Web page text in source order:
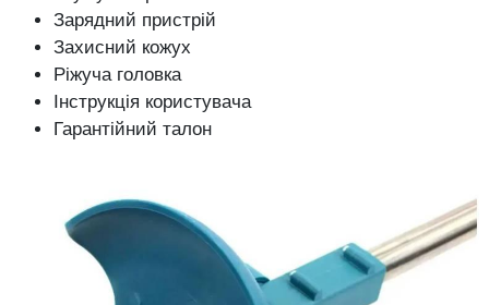
Зарядний пристрій
Захисний кожух
Ріжуча головка
Інструкція користувача
Гарантійний талон